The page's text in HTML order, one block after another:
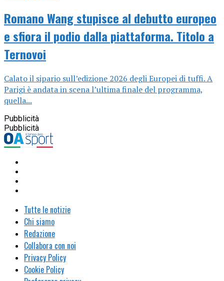
Romano Wang stupisce al debutto europeo
e sfiora il podio dalla piattaforma. Titolo a
Ternovoi
Calato il sipario sull’edizione 2026 degli Europei di tuffi. A
Parigi è andata in scena l’ultima finale del programma,
quella...
Pubblicità
Pubblicità
Tutte le notizie
Chi siamo
Redazione
Collabora con noi
Privacy Policy
Cookie Policy